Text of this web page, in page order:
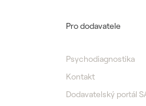
Pro dodavatele
Psychodiagnostika
Kontakt
Dodavatelský portál